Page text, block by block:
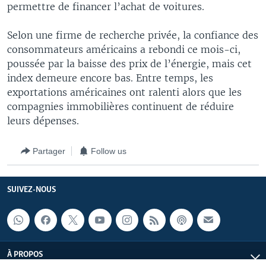
permettre de financer l’achat de voitures.
Selon une firme de recherche privée, la confiance des
consommateurs américains a rebondi ce mois-ci,
poussée par la baisse des prix de l’énergie, mais cet
index demeure encore bas. Entre temps, les
exportations américaines ont ralenti alors que les
compagnies immobilières continuent de réduire
leurs dépenses.
Partager Follow us
SUIVEZ-NOUS
À PROPOS